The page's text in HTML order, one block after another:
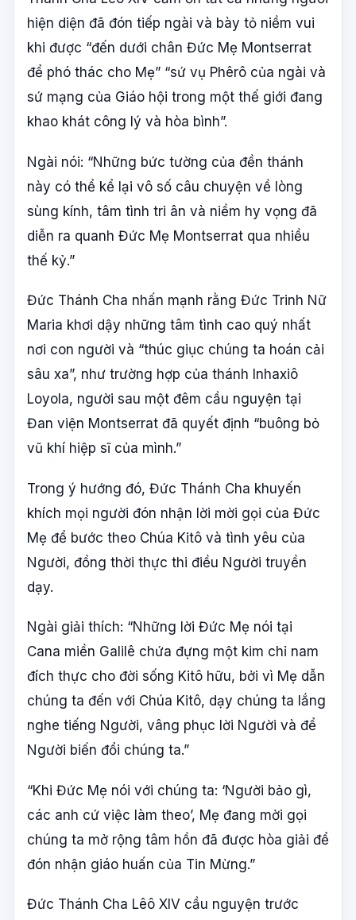
hiện diện đã đón tiếp ngài và bày tỏ niềm vui
khi được “đến dưới chân Đức Mẹ Montserrat
để phó thác cho Mẹ” “sứ vụ Phêrô của ngài và
sứ mạng của Giáo hội trong một thế giới đang
khao khát công lý và hòa bình”.
Ngài nói: “Những bức tường của đền thánh
này có thể kể lại vô số câu chuyện về lòng
sùng kính, tâm tình tri ân và niềm hy vọng đã
diễn ra quanh Đức Mẹ Montserrat qua nhiều
thế kỷ.”
Đức Thánh Cha nhấn mạnh rằng Đức Trinh Nữ
Maria khơi dậy những tâm tình cao quý nhất
nơi con người và “thúc giục chúng ta hoán cải
sâu xa”, như trường hợp của thánh Inhaxiô
Loyola, người sau một đêm cầu nguyện tại
Đan viện Montserrat đã quyết định “buông bỏ
vũ khí hiệp sĩ của mình.”
Trong ý hướng đó, Đức Thánh Cha khuyến
khích mọi người đón nhận lời mời gọi của Đức
Mẹ để bước theo Chúa Kitô và tình yêu của
Người, đồng thời thực thi điều Người truyền
dạy.
Ngài giải thích: “Những lời Đức Mẹ nói tại
Cana miền Galilê chứa đựng một kim chỉ nam
đích thực cho đời sống Kitô hữu, bởi vì Mẹ dẫn
chúng ta đến với Chúa Kitô, dạy chúng ta lắng
nghe tiếng Người, vâng phục lời Người và để
Người biến đổi chúng ta.”
“Khi Đức Mẹ nói với chúng ta: ‘Người bảo gì,
các anh cứ việc làm theo’, Mẹ đang mời gọi
chúng ta mở rộng tâm hồn đã được hòa giải để
đón nhận giáo huấn của Tin Mừng.”
Đức Thánh Cha Lêô XIV cầu nguyện trước